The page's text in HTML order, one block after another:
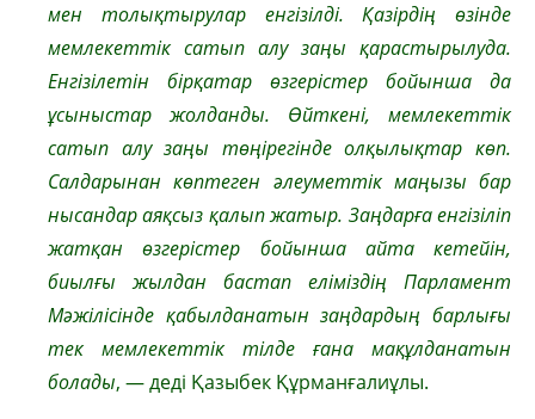
мен толықтырулар енгізілді. Қазірдің өзінде
мемлекеттік сатып алу заңы қарастырылуда.
Енгізілетін бірқатар өзгерістер бойынша да
ұсыныстар жолданды. Өйткені, мемлекеттік
сатып алу заңы төңірегінде олқылықтар көп.
Салдарынан көптеген әлеуметтік маңызы бар
нысандар аяқсыз қалып жатыр. Заңдарға енгізіліп
жатқан өзгерістер бойынша айта кетейін,
биылғы жылдан бастап еліміздің Парламент
Мәжілісінде қабылданатын заңдардың барлығы
тек мемлекеттік тілде ғана мақұлданатын
болады, — деді Қазыбек Құрманғалиұлы.